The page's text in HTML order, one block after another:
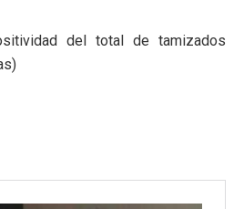
del total de tamizados